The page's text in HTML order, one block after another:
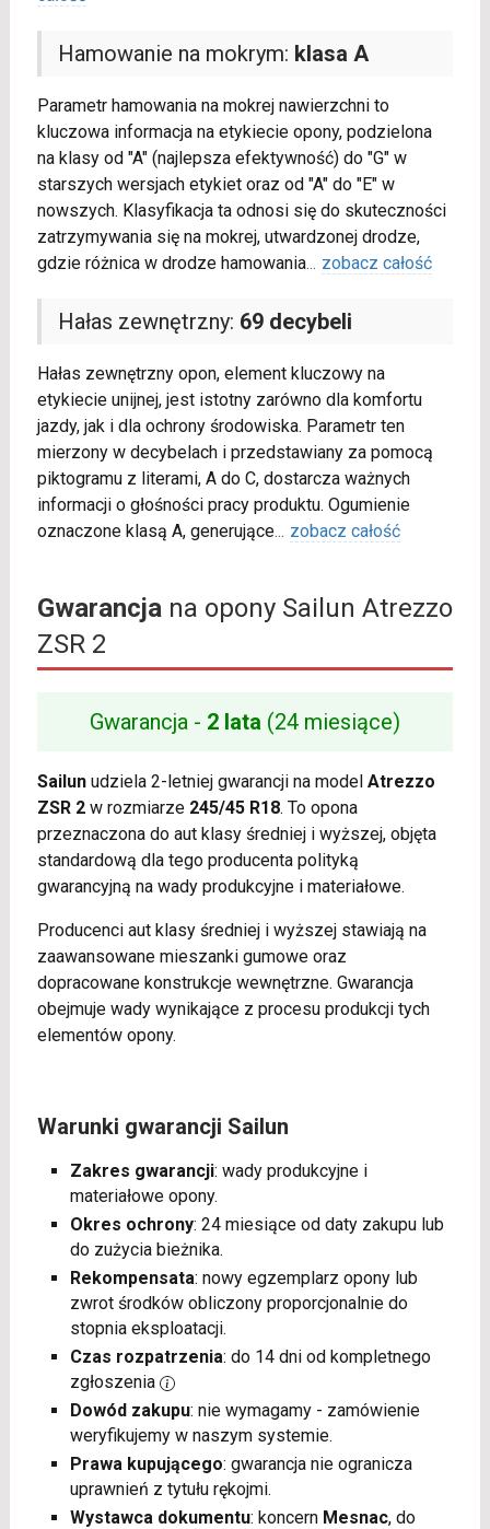
Hamowanie na mokrym: klasa A
Parametr hamowania na mokrej nawierzchni to
kluczowa informacja na etykiecie opony, podzielona
na klasy od "A" (najlepsza efektywność) do "G" w
starszych wersjach etykiet oraz od "A" do "E" w
nowszych. Klasyfikacja ta odnosi się do skuteczności
zatrzymywania się na mokrej, utwardzonej drodze,
gdzie różnica w drodze hamowania... zobacz całość
Hałas zewnętrzny: 69 decybeli
Hałas zewnętrzny opon, element kluczowy na
etykiecie unijnej, jest istotny zarówno dla komfortu
jazdy, jak i dla ochrony środowiska. Parametr ten
mierzony w decybelach i przedstawiany za pomocą
piktogramu z literami, A do C, dostarcza ważnych
informacji o głośności pracy produktu. Ogumienie
oznaczone klasą A, generujące... zobacz całość
Gwarancjana opony Sailun Atrezzo
ZSR 2
Gwarancja - 2 lata (24 miesiące)
Sailunudziela 2-letniej gwarancji na model Atrezzo
ZSR 2w rozmiarze 245/45 R18. To opona
przeznaczona do aut klasy średniej i wyższej, objęta
standardową dla tego producenta polityką
gwarancyjną na wady produkcyjne i materiałowe.
Producenci aut klasy średniej i wyższej stawiają na
zaawansowane mieszanki gumowe oraz
dopracowane konstrukcje wewnętrzne. Gwarancja
obejmuje wady wynikające z procesu produkcji tych
elementów opony.
Warunki gwarancji Sailun
Zakres gwarancji: wady produkcyjne i
materiałowe opony.
Okres ochrony: 24 miesiące od daty zakupu lub
do zużycia bieżnika.
Rekompensata: nowy egzemplarz opony lub
zwrot środków obliczony proporcjonalnie do
stopnia eksploatacji.
Czas rozpatrzenia: do 14 dni od kompletnego
zgłoszenia
Dowód zakupu: nie wymagamy - zamówienie
weryfikujemy w naszym systemie.
Prawa kupującego: gwarancja nie ogranicza
uprawnień z tytułu rękojmi.
Wystawca dokumentu: koncern Mesnac, do